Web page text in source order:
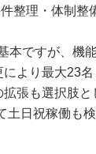
整理・体制整
本ですが、機
より最大23
張も選択肢
日祝稼働も